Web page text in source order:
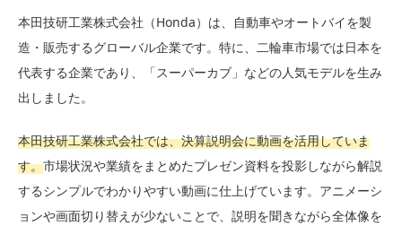
本田技研工業株式会社（Honda）は、自動車やオートバイを製
造・販売するグローバル企業です。特に、二輪車市場では日本を
代表する企業であり、「スーパーカブ」などの人気モデルを生み
出しました。
本田技研工業株式会社では、決算説明会に動画を活用していま
す。市場状況や業績をまとめたプレゼン資料を投影しながら解説
するシンプルでわかりやすい動画に仕上げています。アニメーシ
ョンや画面切り替えが少ないことで、説明を聞きながら全体像を